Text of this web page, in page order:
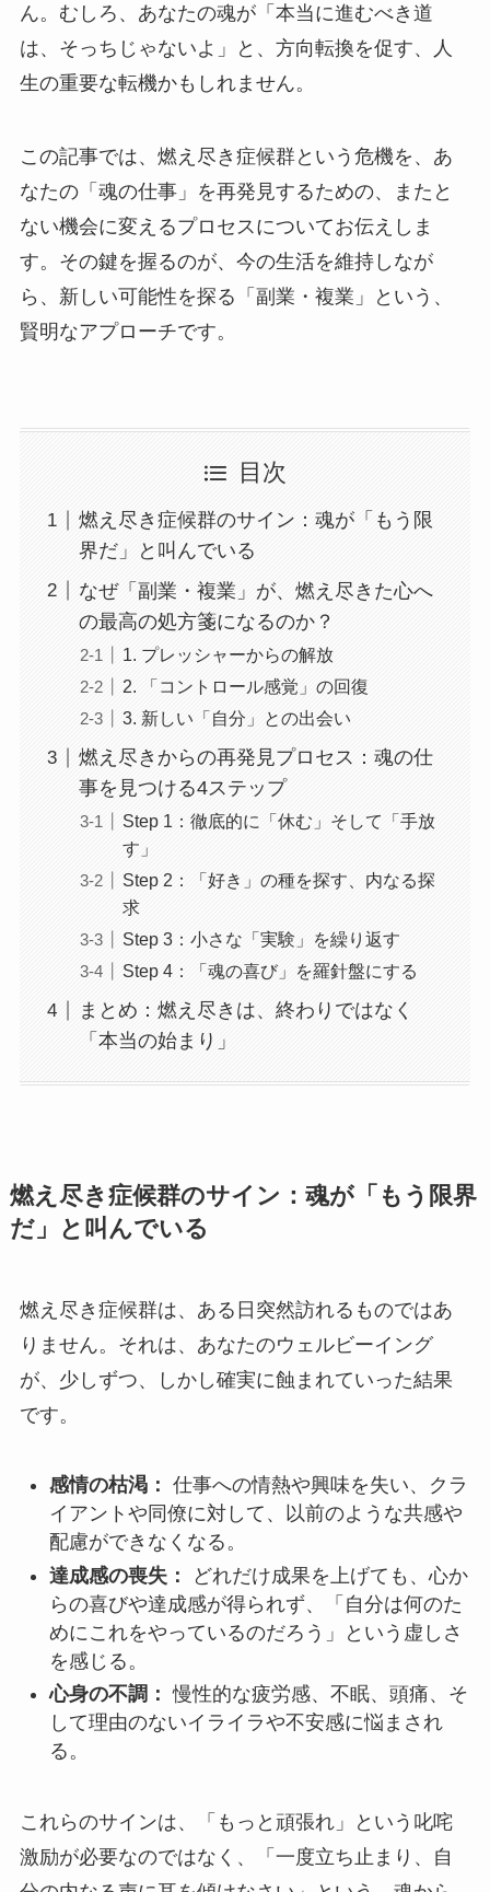
ん。むしろ、あなたの魂が「本当に進むべき道
は、そっちじゃないよ」と、方向転換を促す、人
生の重要な転機かもしれません。
この記事では、燃え尽き症候群という危機を、あ
なたの「魂の仕事」を再発見するための、またと
ない機会に変えるプロセスについてお伝えしま
す。その鍵を握るのが、今の生活を維持しなが
ら、新しい可能性を探る「副業・複業」という、
賢明なアプローチです。
目次
燃え尽き症候群のサイン：魂が「もう限
界だ」と叫んでいる
なぜ「副業・複業」が、燃え尽きた心へ
の最高の処方箋になるのか？
1. プレッシャーからの解放
2. 「コントロール感覚」の回復
3. 新しい「自分」との出会い
燃え尽きからの再発見プロセス：魂の仕
事を見つける4ステップ
Step 1：徹底的に「休む」そして「手放
す」
Step 2：「好き」の種を探す、内なる探
求
Step 3：小さな「実験」を繰り返す
Step 4：「魂の喜び」を羅針盤にする
まとめ：燃え尽きは、終わりではなく
「本当の始まり」
燃え尽き症候群のサイン：魂が「もう限界
だ」と叫んでいる
燃え尽き症候群は、ある日突然訪れるものではあ
りません。それは、あなたのウェルビーイング
が、少しずつ、しかし確実に蝕まれていった結果
です。
感情の枯渇： 仕事への情熱や興味を失い、クラ
イアントや同僚に対して、以前のような共感や
配慮ができなくなる。
達成感の喪失：
どれだけ成果を上げても、心か
らの喜びや達成感が得られず、「自分は何のた
めにこれをやっているのだろう」という虚しさ
を感じる。
心身の不調： 慢性的な疲労感、不眠、頭痛、そ
して理由のないイライラや不安感に悩まされ
る。
これらのサインは、「もっと頑張れ」という叱咤
激励が必要なのではなく、「一度立ち止まり、自